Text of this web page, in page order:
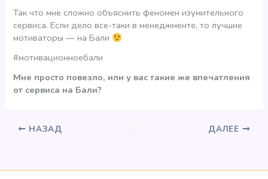
Так что мне сложно объяснить феномен изумительного
сервиса. Если дело все-таки в менеджменте, то лучшие
мотиваторы — на Бали
#мотивационноебали
Мне просто повезло, или у вас такие же впечатления
от сервиса на Бали?
НАЗАД ДАЛЕЕ